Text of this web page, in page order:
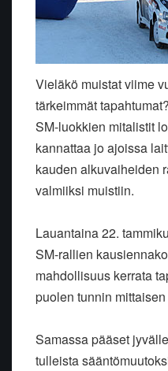
Vieläkö muistat viime
tärkeimmät
SM-luokkien mitalistit
kannattaa jo ajoissa
kauden alkuvaiheiden
valmiiksi muistiin.
Lauantaina 22.
SM-rallien
mahdollisuus kerrata
puolen tunnin
Samassa pääset
tulleista